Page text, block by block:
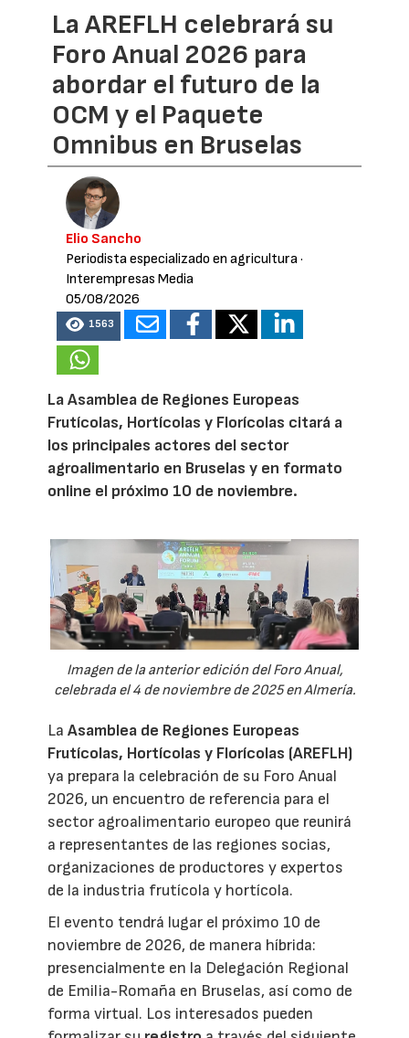
La AREFLH celebrará su
Foro Anual 2026 para
abordar el futuro de la
OCM y el Paquete
Omnibus en Bruselas
Elio Sancho
Periodista especializado en agricultura·
Interempresas Media
05/08/2026
1563
La Asamblea de Regiones Europeas
Frutícolas, Hortícolas y Florícolas citará a
los principales actores del sector
agroalimentario en Bruselas y en formato
online el próximo 10 de noviembre.
Imagen de la anterior edición del Foro Anual,
celebrada el 4 de noviembre de 2025 en Almería.
LaAsamblea de Regiones Europeas
Frutícolas, Hortícolas y Florícolas (AREFLH)
ya prepara la celebración de su Foro Anual
2026, un encuentro de referencia para el
sector agroalimentario europeo que reunirá
a representantes de las regiones socias,
organizaciones de productores y expertos
de la industria frutícola y hortícola.
El evento tendrá lugar el próximo 10 de
noviembre de 2026, de manera híbrida:
presencialmente en la Delegación Regional
de Emilia-Romaña en Bruselas, así como de
forma virtual. Los interesados pueden